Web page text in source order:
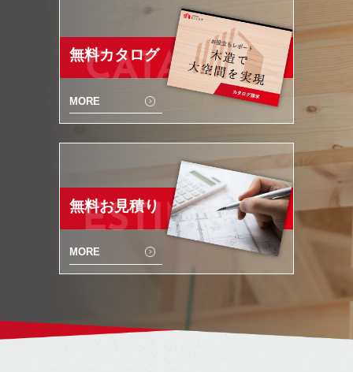
CATALOG
無料カタログ
MORE
ESTIMATE
無料お見積り
MORE